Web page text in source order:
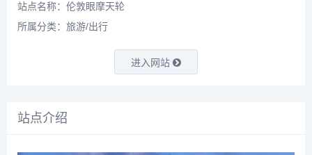
站点名称：伦敦眼摩天轮
所属分类： 旅游/出行
进入网站
站点介绍